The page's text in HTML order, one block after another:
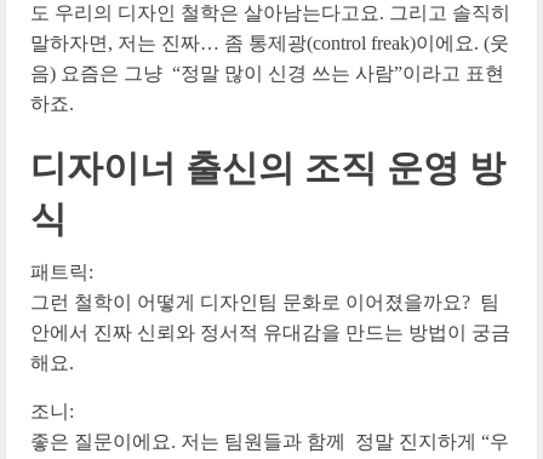
도 우리의 디자인 철학은 살아남는다고요. 그리고 솔직히
말하자면, 저는 진짜… 좀 통제광(control freak)이에요. (웃
음) 요즘은 그냥 “정말 많이 신경 쓰는 사람”이라고 표현
하죠.
디자이너 출신의 조직 운영 방
식
패트릭:
그런 철학이 어떻게 디자인팀 문화로 이어졌을까요? 팀
안에서 진짜 신뢰와 정서적 유대감을 만드는 방법이 궁금
해요.
조니:
좋은 질문이에요. 저는 팀원들과 함께 정말 진지하게 “우